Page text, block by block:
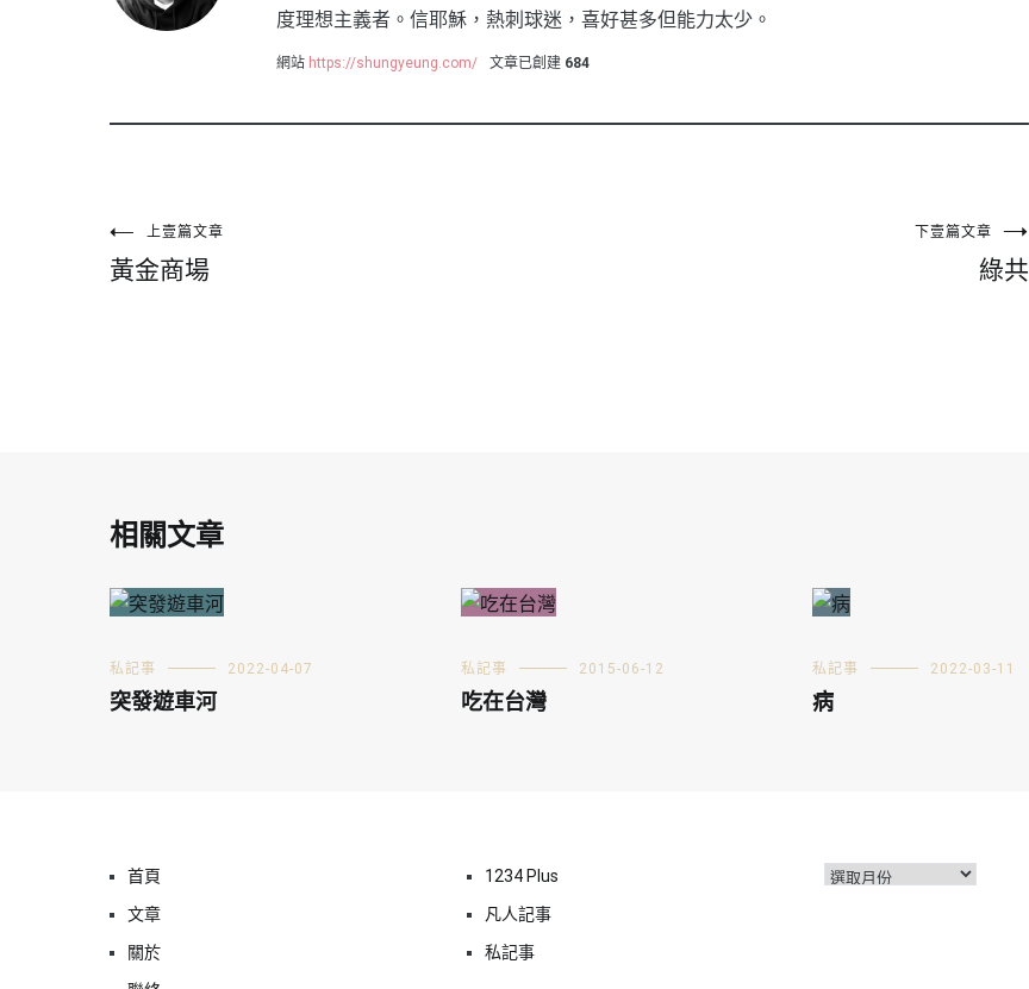
度理想主義者。信耶穌，熱刺球迷，喜好甚多但能力太少。
網站 https://shungyeung.com/ 文章已創建 684
文上壹篇文章
黃金商場
下壹篇文章
綠共
相關文章
私記事 2022-04-07
突發遊車河
私記事 2015-06-12
吃在台灣
私記事 2022-03-11
病
首頁
文章
關於
1234 Plus
凡人記事
私記事
彙